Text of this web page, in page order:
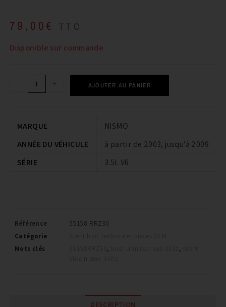
79,00 € TTC
Disponible sur commande
- + AJOUTER AU PANIER
MARQUE
NISMO
ANNÉE DU VÉHICULE
à partir de 2003, jusqu’à 2009
SÉRIE
3.5L V6
Référence
55158-RRZ30
Catégorie
Mots clés
, ,
DESCRIPTION